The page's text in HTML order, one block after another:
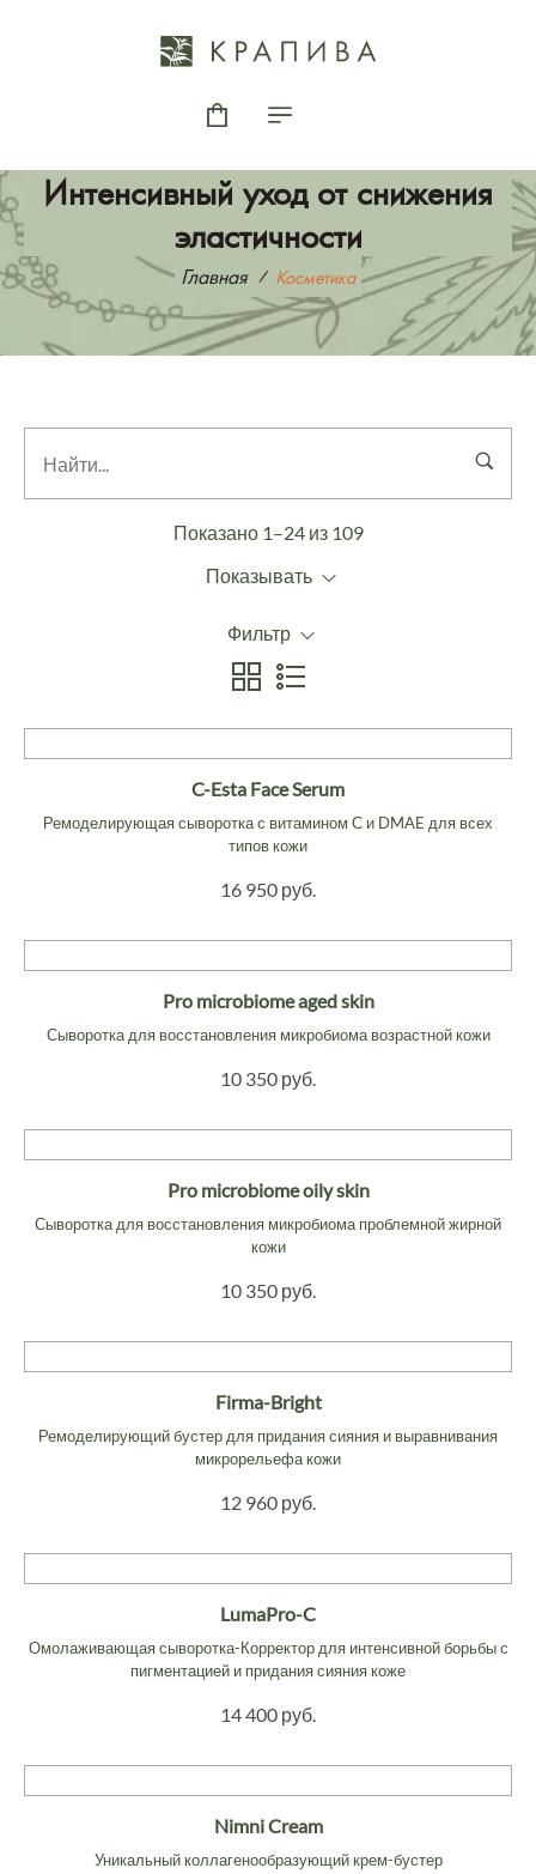
Интенсивный уход от снижения
эластичности
Главная Косметика
Показано 1–24 из 109
Показывать
Фильтр
C-Esta Face Serum
Ремоделирующая сыворотка с витамином С и DMAE для всех
типов кожи
16 950 руб.
Pro microbiome aged skin
Сыворотка для восстановления микробиома возрастной кожи
10 350 руб.
Pro microbiome oily skin
Сыворотка для восстановления микробиома проблемной жирной
кожи
10 350 руб.
Firma-Bright
Ремоделирующий бустер для придания сияния и выравнивания
микрорельефа кожи
12 960 руб.
LumaPro-C
Омолаживающая сыворотка-Корректор для интенсивной борьбы с
пигментацией и придания сияния коже
14 400 руб.
Nimni Cream
Уникальный коллагенообразующий крем-бустер